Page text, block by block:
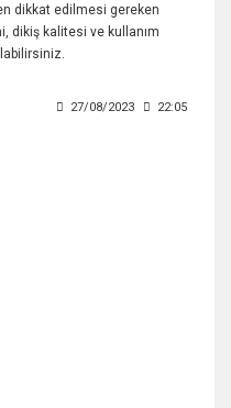
dikkat edilmesi gereken
dikiş kalitesi ve kullanım
27/08/2023 22:05